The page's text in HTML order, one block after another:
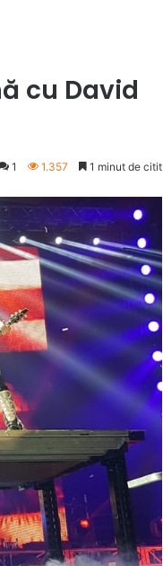
cu David
1 1.357 1 minut de citit